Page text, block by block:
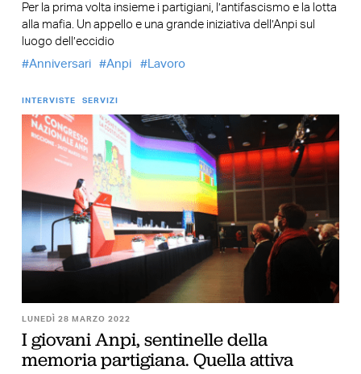
Per la prima volta insieme i partigiani, l’antifascismo e la lotta
alla mafia. Un appello e una grande iniziativa dell’Anpi sul
luogo dell’eccidio
Anniversari
Anpi Lavoro
INTERVISTE SERVIZI
LUNEDÌ 28 MARZO 2022
I giovani Anpi, sentinelle della
memoria partigiana. Quella attiva